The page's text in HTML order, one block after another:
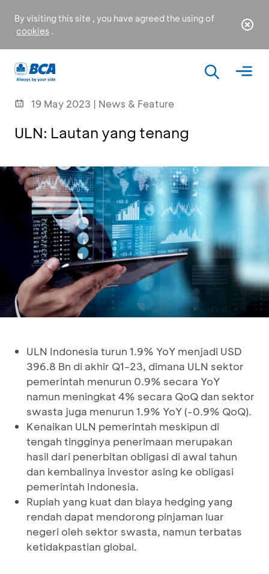
By visiting this site , you have agreed the using of
cookies .
19 May 2023 | News & Feature
ULN: Lautan yang tenang
ULN Indonesia turun 1.9% YoY menjadi USD
396.8 Bn di akhir Q1-23, dimana ULN sektor
pemerintah menurun 0.9% secara YoY
namun meningkat 4% secara QoQ dan sektor
swasta juga menurun 1.9% YoY (-0.9% QoQ).
Kenaikan ULN pemerintah meskipun di
tengah tingginya penerimaan merupakan
hasil dari penerbitan obligasi di awal tahun
dan kembalinya investor asing ke obligasi
pemerintah Indonesia.
Rupiah yang kuat dan biaya hedging yang
rendah dapat mendorong pinjaman luar
negeri oleh sektor swasta, namun terbatas
ketidakpastian global.